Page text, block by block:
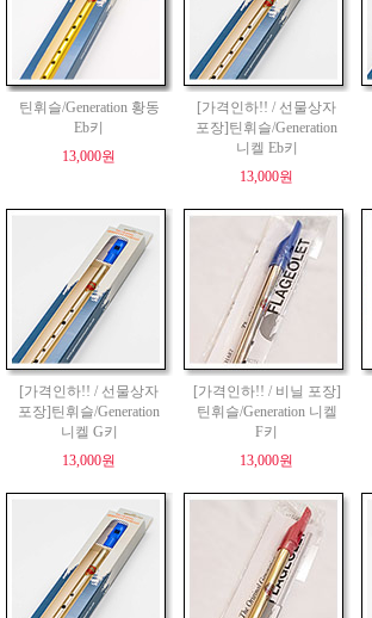
틴휘슬/Generation 황동
Eb키
13,000원
[가격인하!! / 선물상자
포장]틴휘슬/Generation
니켈 Eb키
13,000원
[가격인하!! / 선물상자
포장]틴휘슬/Generation
니켈 G키
13,000원
[가격인하!! / 비닐 포장]
틴휘슬/Generation 니켈
F키
13,000원